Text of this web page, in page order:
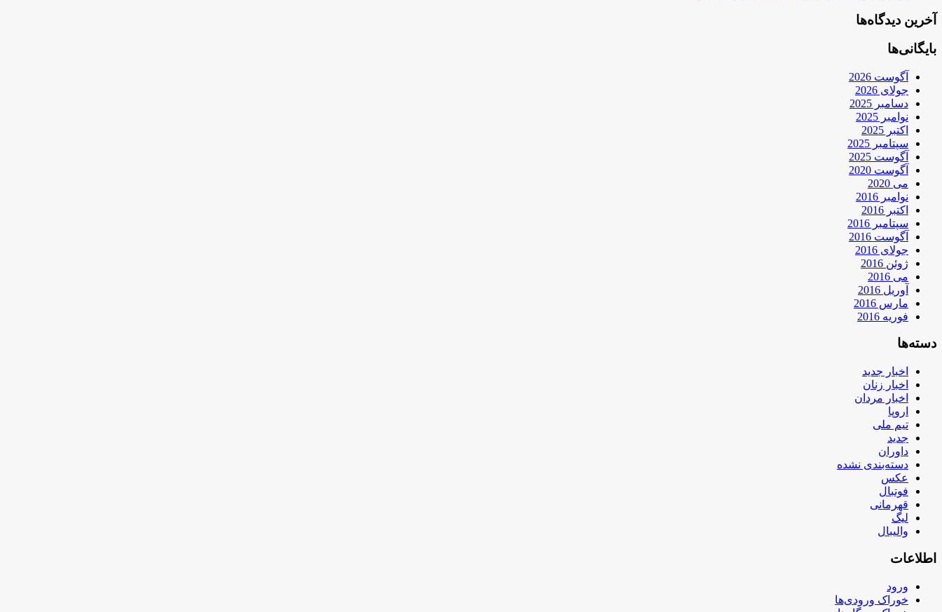
آخرین دیدگاه‌ها
بایگانی‌ها
آگوست 2026
جولای 2026
دسامبر 2025
نوامبر 2025
اکتبر 2025
سپتامبر 2025
آگوست 2025
آگوست 2020
می 2020
نوامبر 2016
اکتبر 2016
سپتامبر 2016
آگوست 2016
جولای 2016
ژوئن 2016
می 2016
آوریل 2016
مارس 2016
فوریه 2016
دسته‌ها
اخبار جدید
اخبار زنان
اخبار مردان
اروپا
تیم ملی
جدید
داوران
دسته‌بندی نشده
عکس
فوتبال
قهرمانی
لیگ
والیبال
اطلاعات
ورود
خوراک ورودی‌ها